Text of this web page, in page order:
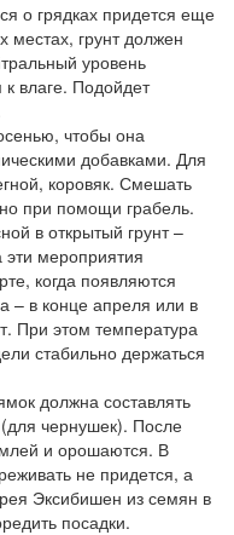
о грядках придется еще
грунт должен
уровень
к влаге. Подойдет
чтобы она
добавками. Для
коровяк. Смешать
при помощи грабель.
в открытый грунт –
эти мероприятия
когда появляются
– в конце апреля или в
При этом температура
стабильно держаться
должна составлять
чернушек). После
и орошаются. В
не придется, а
Эксибишен из семян в
посадки.